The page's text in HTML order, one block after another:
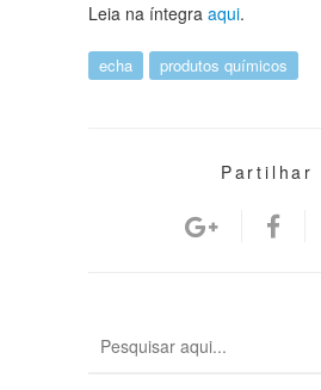
Leia na íntegra aqui.
echa produtos químicos
Partilhar